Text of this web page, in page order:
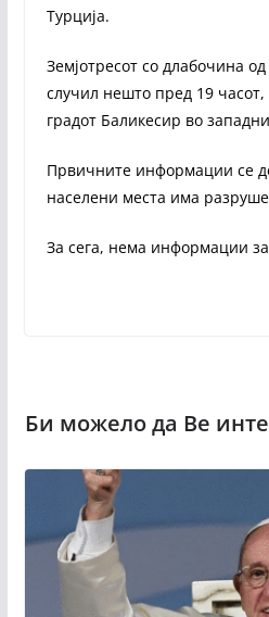
Турција.
Земјотресот со длабочина
случил нешто пред 19
градот Баликесир во
Првичните информации се
населени места има
За сега, нема информации